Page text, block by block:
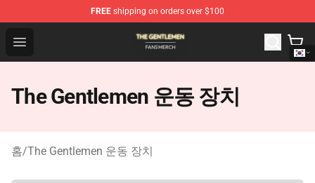
FREE shipping on orders over $100
Open menu
The Gentlemen Shop - Official The Gentlemen
The Gentlemen 운동 장치
홈/The Gentlemen 운동 장치